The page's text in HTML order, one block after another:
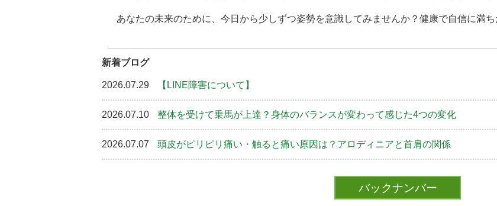
あなたの未来のために、今日から少しずつ姿勢を意識してみませんか？健康で自信に満ち
新着ブログ
2026.07.29 【LINE障害について】
2026.07.10 整体を受けて乗馬が上達？身体のバランスが変わって感じた4つの変化
2026.07.07 頭皮がピリピリ痛い・触ると痛い原因は？アロディニアと首肩の関係
バックナンバー